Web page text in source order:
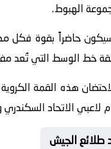
الهبوط.
سيكون حاضراً بقوة
الوسط التي تُعد
هذه القمة
لاعبي الاتحاد
طلائع الجيش